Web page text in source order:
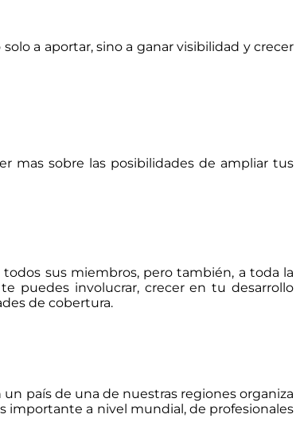
a aportar, sino a ganar visibilidad y crecer
mas sobre las posibilidades de ampliar tus
sus miembros, pero también, a toda la
puedes involucrar, crecer en tu desarrollo
de cobertura.
país de una de nuestras regiones organiza
importante a nivel mundial, de profesionales